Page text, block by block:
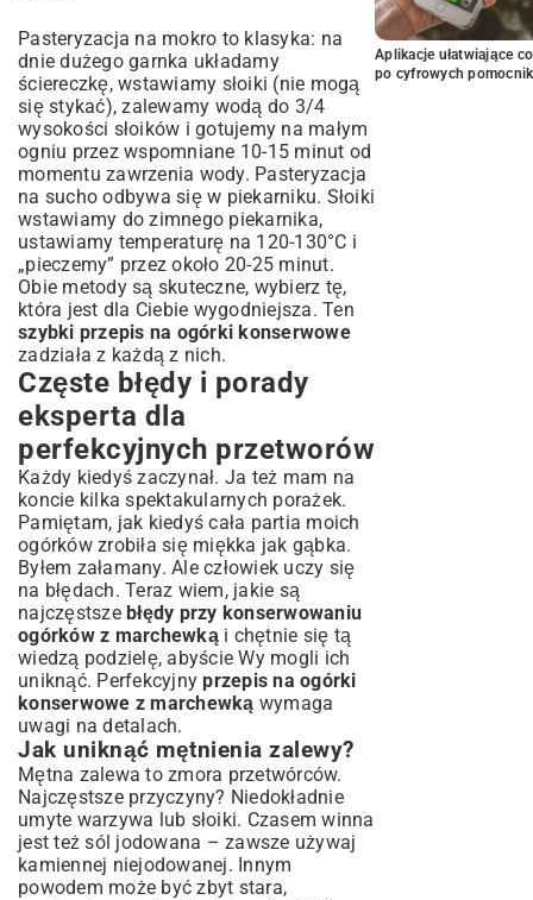
Pasteryzacja na mokro to klasyka: na
dnie dużego garnka układamy
ściereczkę, wstawiamy słoiki (nie mogą
się stykać), zalewamy wodą do 3/4
wysokości słoików i gotujemy na małym
ogniu przez wspomniane 10-15 minut od
momentu zawrzenia wody. Pasteryzacja
na sucho odbywa się w piekarniku. Słoiki
wstawiamy do zimnego piekarnika,
ustawiamy temperaturę na 120-130°C i
„pieczemy” przez około 20-25 minut.
Obie metody są skuteczne, wybierz tę,
która jest dla Ciebie wygodniejsza. Ten
szybki przepis na ogórki konserwowe
zadziała z każdą z nich.
Częste błędy i porady
eksperta dla
perfekcyjnych przetworów
Każdy kiedyś zaczynał. Ja też mam na
koncie kilka spektakularnych porażek.
Pamiętam, jak kiedyś cała partia moich
ogórków zrobiła się miękka jak gąbka.
Byłem załamany. Ale człowiek uczy się
na błędach. Teraz wiem, jakie są
najczęstsze błędy przy konserwowaniu
ogórków z marchewkąi chętnie się tą
wiedzą podzielę, abyście Wy mogli ich
uniknąć. Perfekcyjnyprzepis na ogórki
konserwowe z marchewką wymaga
uwagi na detalach.
Jak uniknąć mętnienia zalewy?
Mętna zalewa to zmora przetwórców.
Najczęstsze przyczyny? Niedokładnie
umyte warzywa lub słoiki. Czasem winna
jest też sól jodowana – zawsze używaj
kamiennej niejodowanej. Innym
powodem może być zbyt stara,
Aplikacje ułatwiające
po cyfrowych